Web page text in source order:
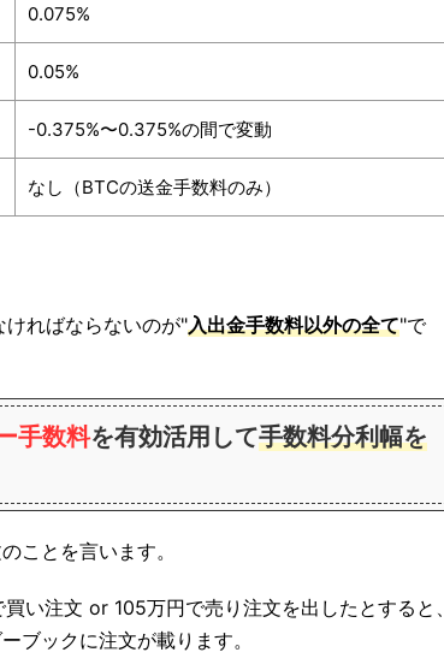
0.075%
0.05%
-0.375%〜0.375%の間で変動
なし（BTCの送金手数料のみ）
ければならないのが"入出金手数料以外の全て"で
手数料を有効活用して手数料分利幅を
ことを言います。
い注文 or 105万円で売り注文を出したとすると、
ブックに注文が載ります。